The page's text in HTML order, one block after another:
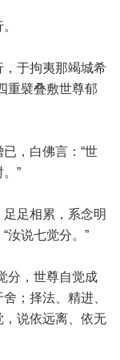
于拘夷那竭城希
重襞叠敷世尊郁
，白佛言：“世
”
足相累，系念明
汝说七觉分。”
分，世尊自觉成
；择法、精进、
说依远离、依无